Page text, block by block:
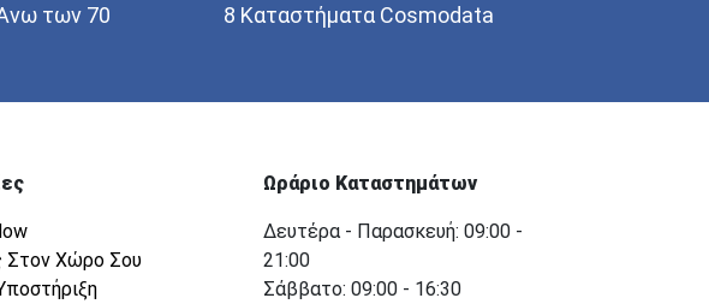
των 70
8 Καταστήματα Cosmodata
Στον Χώρο Σου
Ωράριο Καταστημάτων
Δευτέρα - Παρασκευή: 09:00 -
21:00
Σάββατο: 09:00 - 16:30